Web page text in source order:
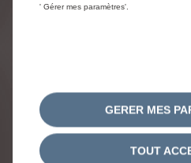
' Gérer mes paramètres'.
GERER MES
TOUT